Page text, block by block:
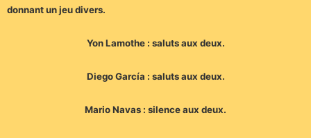
donnant un jeu divers.
Yon Lamothe : saluts aux deux.
Diego García : saluts aux deux.
Mario Navas : silence aux deux.